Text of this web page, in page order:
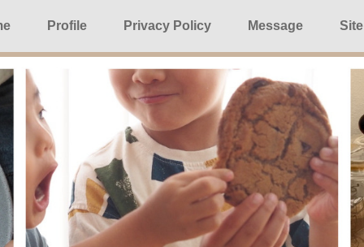
Profile Privacy Policy Message